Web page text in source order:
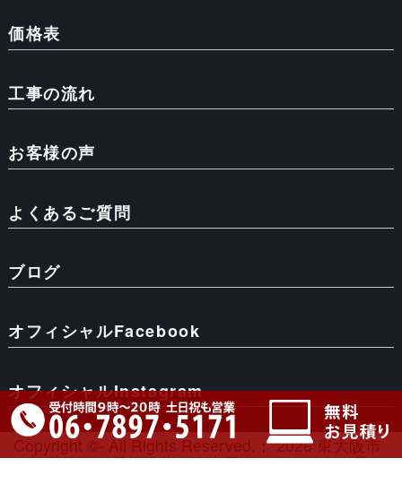
価格表
工事の流れ
お客様の声
よくあるご質問
ブログ
オフィシャルFacebook
オフィシャルInstagram
Copyright ©- All Rights Reserved.： 2026 東大阪市
で外壁塗装、屋根塗装、防水工事はペイント一番